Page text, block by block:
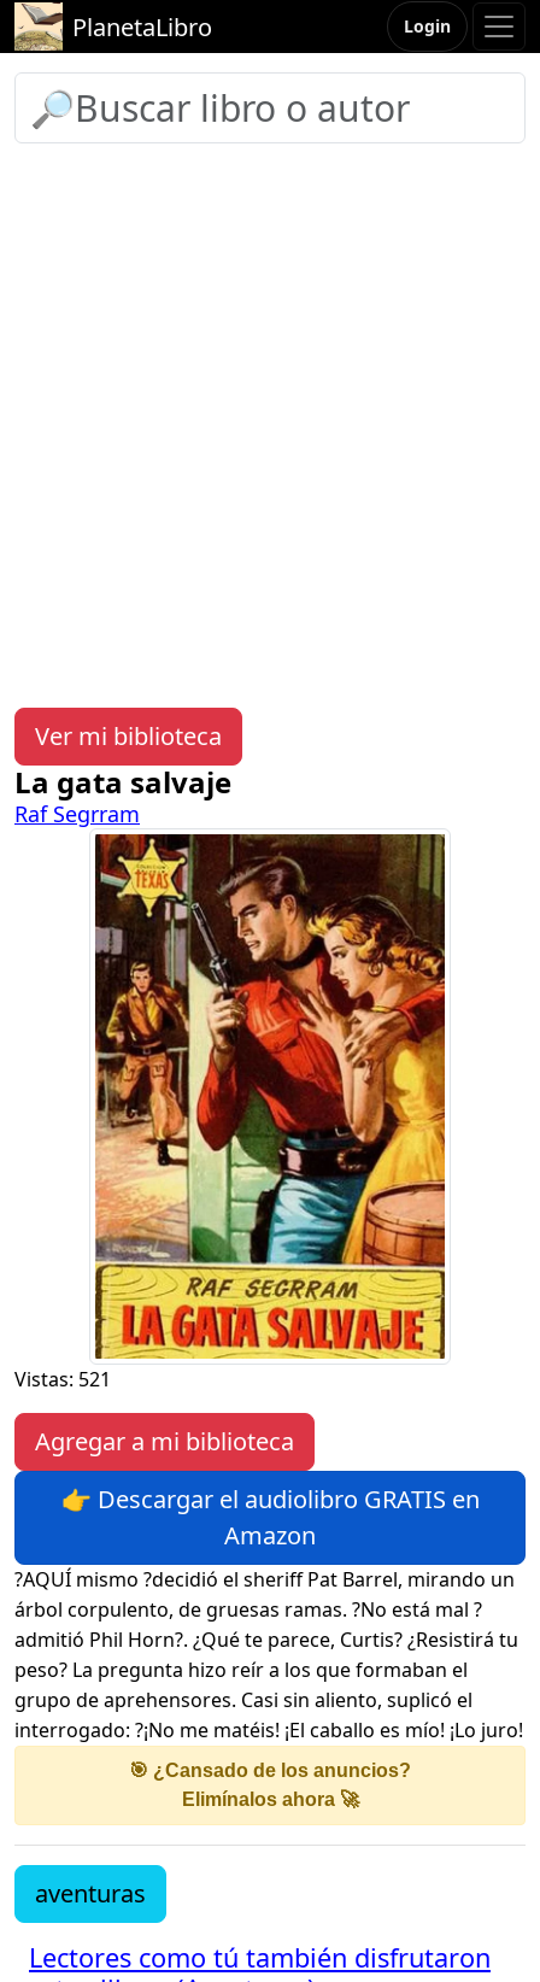
PlanetaLibro Login
Ver mi biblioteca
La gata salvaje
Raf Segrram
Vistas: 521
Agregar a mi biblioteca
👉 Descargar el audiolibro GRATIS en
Amazon
?AQUÍ mismo ?decidió el sheriff Pat Barrel, mirando un
árbol corpulento, de gruesas ramas. ?No está mal ?
admitió Phil Horn?. ¿Qué te parece, Curtis? ¿Resistirá tu
peso? La pregunta hizo reír a los que formaban el
grupo de aprehensores. Casi sin aliento, suplicó el
interrogado: ?¡No me matéis! ¡El caballo es mío! ¡Lo juro!
🎯 ¿Cansado de los anuncios?
Elimínalos ahora 🚀
aventuras
Lectores como tú también disfrutaron